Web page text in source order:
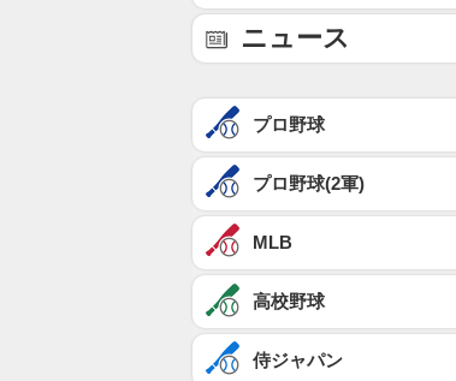
ニュース
プロ野球
プロ野球(2軍)
MLB
高校野球
侍ジャパン